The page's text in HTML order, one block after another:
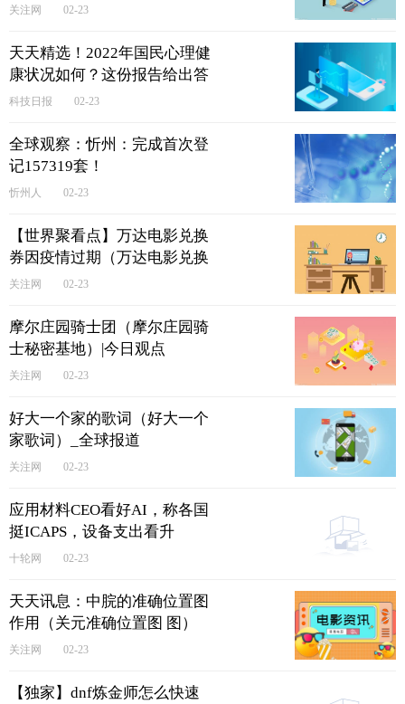
关注网 02-23
天天精选！2022年国民心理健
康状况如何？这份报告给出答
案
科技日报 02-23
全球观察：忻州：完成首次登
记157319套！
忻州人 02-23
【世界聚看点】万达电影兑换
券因疫情过期（万达电影兑换
券）
关注网 02-23
摩尔庄园骑士团（摩尔庄园骑
士秘密基地）|今日观点
关注网 02-23
好大一个家的歌词（好大一个
家歌词）_全球报道
关注网 02-23
应用材料CEO看好AI，称各国
挺ICAPS，设备支出看升
十轮网 02-23
天天讯息：中脘的准确位置图
作用（关元准确位置图 图）
关注网 02-23
【独家】dnf炼金师怎么快速